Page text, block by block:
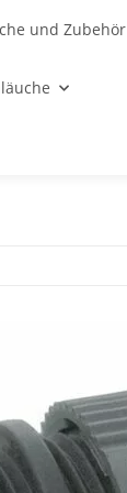
und Zubehör